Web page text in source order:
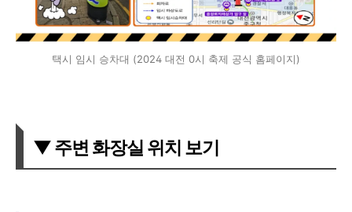
택시 임시 승차대 (2024 대전 0시 축제 공식 홈페이지)
▼ 주변 화장실 위치 보기